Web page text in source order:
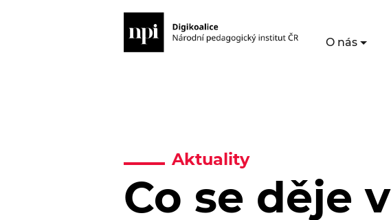
O nás
Aktuality
Co se děje v